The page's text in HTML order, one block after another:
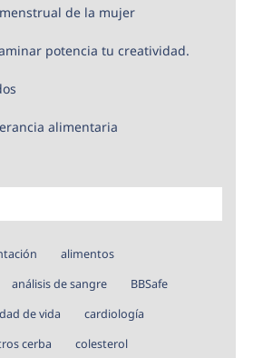
de la mujer
potencia tu creatividad.
alimentaria
alimentos
análisis de sangre
BBSafe
de vida
cardiología
cerba
colesterol